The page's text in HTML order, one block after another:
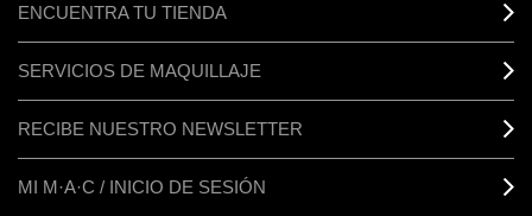
ENCUENTRA TU TIENDA
SERVICIOS DE MAQUILLAJE
RECIBE NUESTRO NEWSLETTER
MI M·A·C / INICIO DE SESIÓN